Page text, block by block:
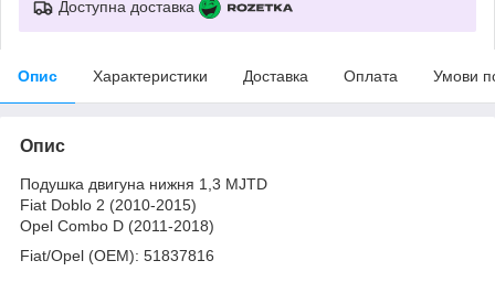
Доступна доставка
Опис Характеристики Доставка Оплата Умови
Опис
Подушка двигуна нижня 1,3 MJTD
Fiat Doblo 2 (2010-2015)
Opel Combo D (2011-2018)
Fiat/Opel (OEM): 51837816